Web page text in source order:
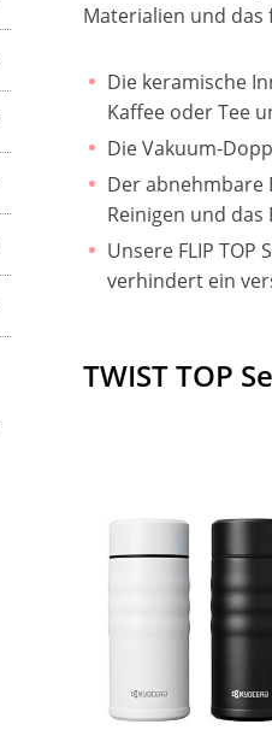
Materialien und das
Die keramische
Kaffee oder Tee
Die Vakuum-
Der abnehmbare
Reinigen und das
Unsere FLIP
verhindert ein
TWIST TOP